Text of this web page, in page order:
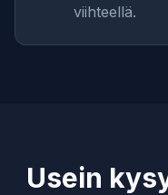
viihteellä.
Usein